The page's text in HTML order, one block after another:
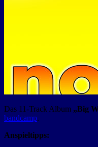
Das 11-Track Album „Big
bandcamp.
Anspieltipps: